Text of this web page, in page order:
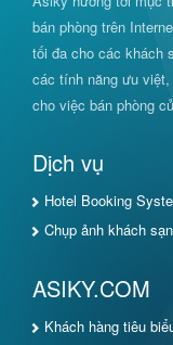
bán phòng trên
tối đa cho các khách
các tính năng ưu
cho việc bán phòng
Dịch vụ
Hotel Booking
Chụp ảnh khách
ASIKY.COM
Khách hàng tiêu